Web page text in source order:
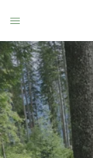
Toggle Menu